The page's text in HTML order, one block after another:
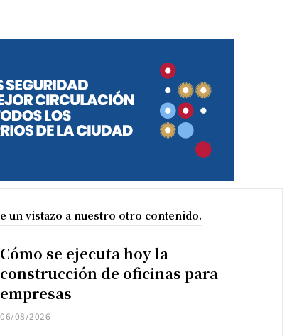
un vistazo a nuestro otro contenido.
Cómo se ejecuta hoy la
construcción de oficinas para
empresas
06/08/2026